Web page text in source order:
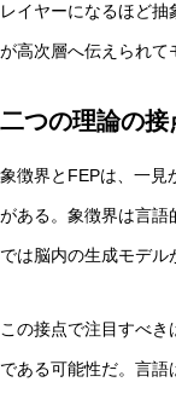
レイヤーになるほど
が高次層へ伝えられて
二つの理論の
象徴界とFEPは、一見
がある。象徴界は言語
では脳内の生成モデ
この接点で注目すべ
である可能性だ。言